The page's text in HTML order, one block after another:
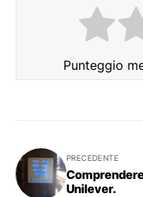
Punteggio
PRECEDENTE
Unilever.